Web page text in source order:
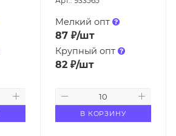
Мелкий опт
87₽/шт
Крупный опт
82₽/шт
В КОРЗИНУ